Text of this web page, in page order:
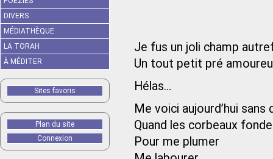
Je fus un joli champ
Un tout petit pré
Hélas…
Me voici aujourd’hui sans
Quand les corbeaux
Pour me plumer
DIVERS
MÉDIATHÈQUE
LA TORAH
À MÉDITER
Sites favoris
Plan du site
Connexion